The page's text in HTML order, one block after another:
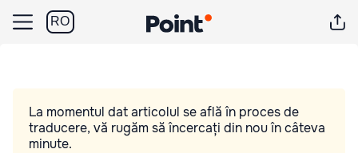
RO
La momentul dat articolul se află în proces de
traducere, vă rugăm să încercați din nou în câteva
minute.